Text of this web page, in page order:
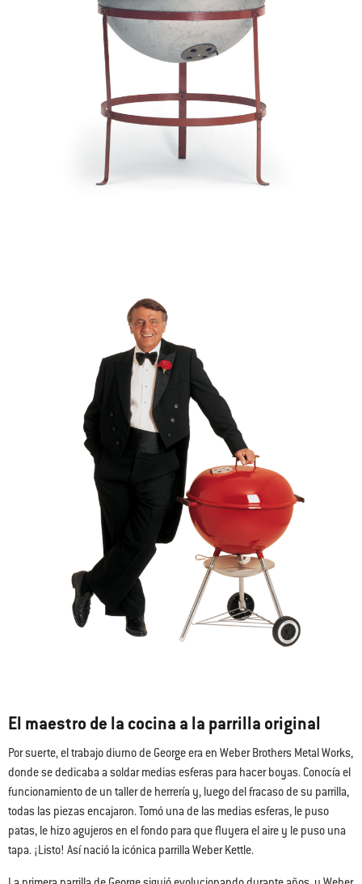
El maestro de la cocina a la parrilla original
Por suerte, el trabajo diurno de George era en Weber Brothers Metal Works,
donde se dedicaba a soldar medias esferas para hacer boyas. Conocía el
funcionamiento de un taller de herrería y, luego del fracaso de su parrilla,
todas las piezas encajaron. Tomó una de las medias esferas, le puso
patas, le hizo agujeros en el fondo para que fluyera el aire y le puso una
tapa. ¡Listo! Así nació la icónica parrilla Weber Kettle.